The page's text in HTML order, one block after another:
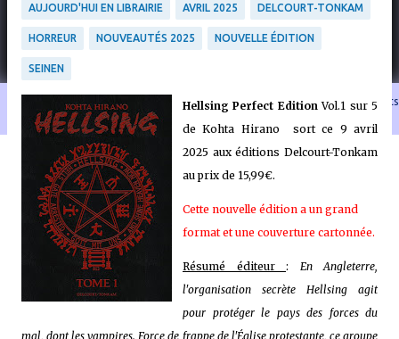
🐈‍⬛ En tant que Partenaire Amazon, je réalise un bénéfice sur les achats
remplissant les conditions requises quand vous achetez sur Amazon.fr
AUJOURD'HUI EN LIBRAIRIE AVRIL 2025 DELCOURT-TONKAM
HORREUR NOUVEAUTÉS 2025 NOUVELLE ÉDITION
SEINEN
Hellsing Perfect EditionVol.1 sur 5
de Kohta Hirano sort ce 9 avril
2025 aux éditions Delcourt-Tonkam
au prix de 15,99€.
Cette nouvelle édition a un grand
format et une couverture cartonnée.
Résumé éditeur : En Angleterre,
l'organisation secrète Hellsing agit
pour protéger le pays des forces du
mal, dont les vampires. Force de frappe de l'Église protestante, ce groupe